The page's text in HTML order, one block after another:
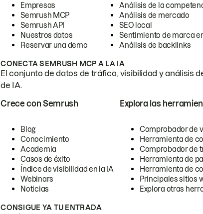
Empresas
Semrush MCP
Semrush API
Nuestros datos
Reservar una demo
Análisis de la
Análisis de mercado
SEO local
Sentimiento de marca
Análisis de backlinks
CONECTA SEMRUSH MCP A LA IA
El conjunto de datos de tráfico, visibilidad y análisis
de IA.
Crece con Semrush
Blog
Conocimiento
Academia
Casos de éxito
Índice de visibilidad en la IA
Webinars
Noticias
Explora las
Comprobador de
Herramienta de
Comprobador de
Herramienta de
Herramienta de
Principales sitios
Explora otras
CONSIGUE YA TU ENTRADA